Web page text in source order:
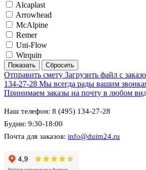
Alcaplast
Arrowhead
McAlpine
Remer
Uni-Flow
Wirquin
Отправить смету Загрузить файл с
134-27-28 Мы всегда рады вашим
Принимаем заказы на почту в любом
Наш телефон: 8 (495) 134-27-28
Будни: 9:30-18:00
Почта для заказов: info@duim24.ru